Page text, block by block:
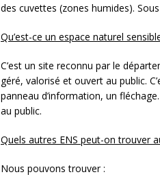
des cuvettes (zones humides).
Qu’est-ce un espace naturel
C’est un site reconnu par le
géré, valorisé et ouvert au public.
panneau d’information, un
au public.
Quels autres ENS peut-on trouver
Nous pouvons trouver :